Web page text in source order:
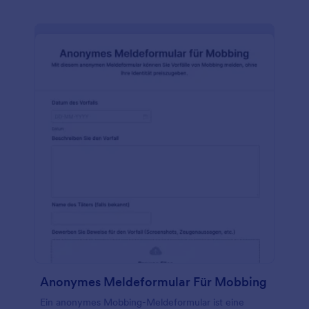
Bremsen usw. Fügen Sie einfach Ihr Logo hinzu,
ändern Sie das Farbschema oder fügen Sie ein
darunter Google Drive und Dropbox, zu integrieren.
Anonymes Meldeformular Für Mobbing
Ein anonymes Mobbing-Meldeformular ist eine